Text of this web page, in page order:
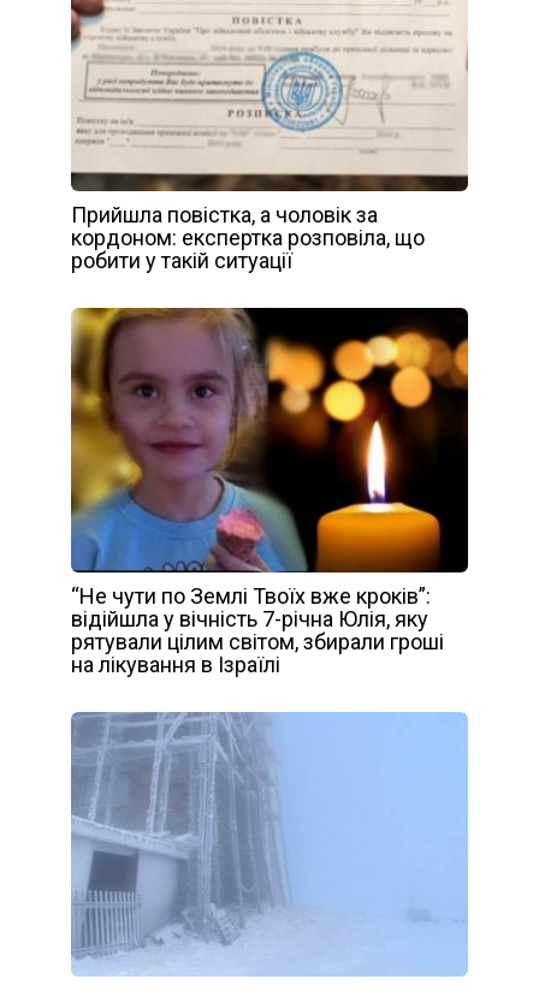
Прийшла повістка, а чоловік за
кордоном: експертка розповіла, що
робити у такій ситуації
“Не чути по Землі Твоїх вже кроків”:
відійшла у вічність 7-річна Юлія, яку
рятували цілим світом, збирали гроші
на лікування в Ізраїлі